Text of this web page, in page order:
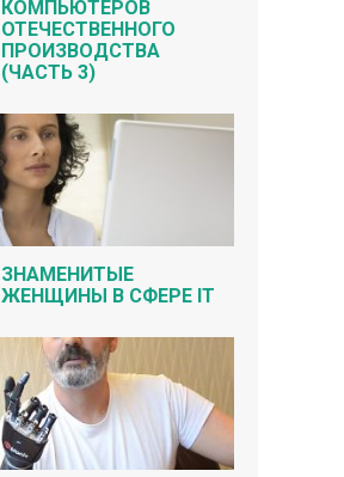
КОМПЬЮТЕРОВ
ОТЕЧЕСТВЕННОГО
ПРОИЗВОДСТВА
(ЧАСТЬ 3)
ЗНАМЕНИТЫЕ
ЖЕНЩИНЫ В СФЕРЕ IT